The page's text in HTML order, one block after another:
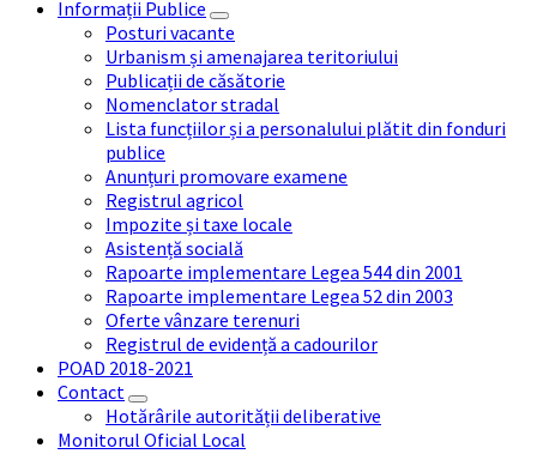
Informații Publice
Posturi vacante
Urbanism și amenajarea teritoriului
Publicații de căsătorie
Nomenclator stradal
Lista funcțiilor și a personalului plătit din fonduri
publice
Anunțuri promovare examene
Registrul agricol
Impozite și taxe locale
Asistență socială
Rapoarte implementare Legea 544 din 2001
Rapoarte implementare Legea 52 din 2003
Oferte vânzare terenuri
Registrul de evidență a cadourilor
POAD 2018-2021
Contact
Hotărârile autorității deliberative
Monitorul Oficial Local